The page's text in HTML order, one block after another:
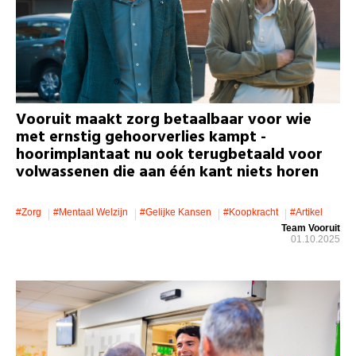
Vooruit maakt zorg betaalbaar voor wie
met ernstig gehoorverlies kampt -
hoorimplantaat nu ook terugbetaald voor
volwassenen die aan één kant niets horen
#zorg #mentaal Welzijn #gelijke Kansen #koopkracht
#artikel
Team Vooruit
01.10.2025